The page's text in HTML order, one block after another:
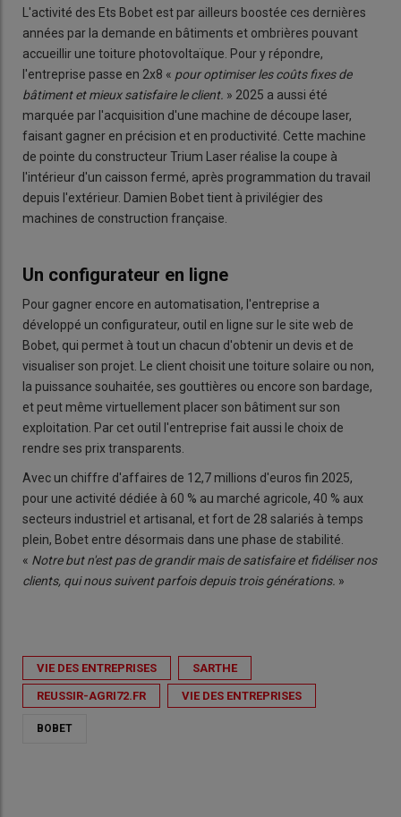
L'activité des Ets Bobet est par ailleurs boostée ces dernières
années par la demande en bâtiments et ombrières pouvant
accueillir une toiture photovoltaïque. Pour y répondre,
l'entreprise passe en 2x8 « pour optimiser les coûts fixes de
bâtiment et mieux satisfaire le client. » 2025 a aussi été
marquée par l'acquisition d'une machine de découpe laser,
faisant gagner en précision et en productivité. Cette machine
de pointe du constructeur Trium Laser réalise la coupe à
l'intérieur d'un caisson fermé, après programmation du travail
depuis l'extérieur. Damien Bobet tient à privilégier des
machines de construction française.
Un configurateur en ligne
Pour gagner encore en automatisation, l'entreprise a
développé un configurateur, outil en ligne sur le site web de
Bobet, qui permet à tout un chacun d'obtenir un devis et de
visualiser son projet. Le client choisit une toiture solaire ou non,
la puissance souhaitée, ses gouttières ou encore son bardage,
et peut même virtuellement placer son bâtiment sur son
exploitation. Par cet outil l'entreprise fait aussi le choix de
rendre ses prix transparents.
Avec un chiffre d'affaires de 12,7 millions d'euros fin 2025,
pour une activité dédiée à 60 % au marché agricole, 40 % aux
secteurs industriel et artisanal, et fort de 28 salariés à temps
plein, Bobet entre désormais dans une phase de stabilité.
« Notre but n'est pas de grandir mais de satisfaire et fidéliser nos
clients, qui nous suivent parfois depuis trois générations. »
VIE DES ENTREPRISES SARTHE
REUSSIR-AGRI72.FR VIE DES ENTREPRISES
BOBET